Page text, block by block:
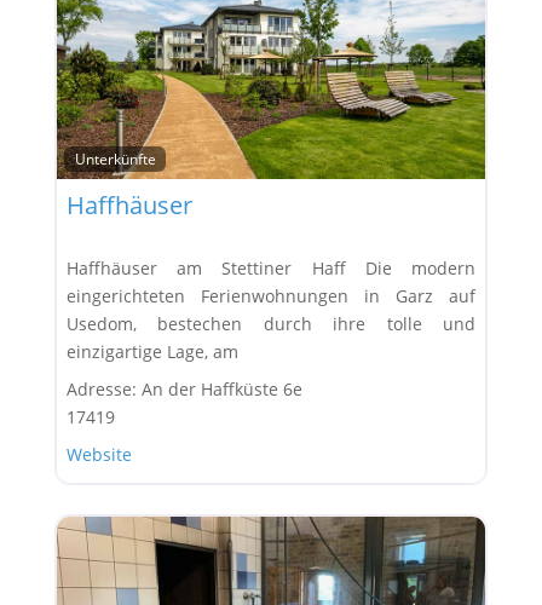
Unterkünfte
Haffhäuser
Haffhäuser am Stettiner Haff Die modern
eingerichteten Ferienwohnungen in Garz auf
Usedom, bestechen durch ihre tolle und
einzigartige Lage, am
Adresse: An der Haffküste 6e
17419
Website